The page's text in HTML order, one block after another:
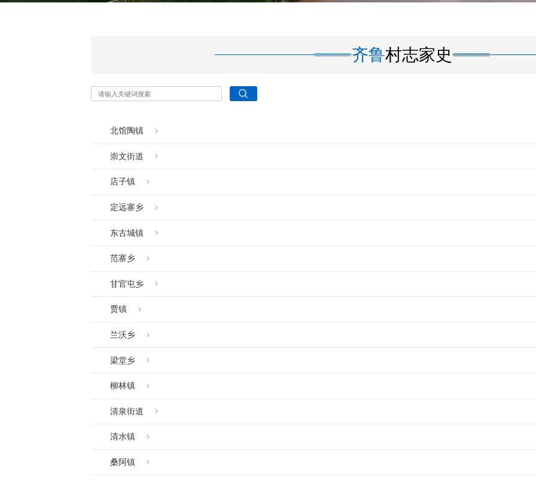
齐鲁村志家史
北馆陶镇
崇文街道
店子镇
定远寨乡
东古城镇
范寨乡
甘官屯乡
贾镇
兰沃乡
梁堂乡
柳林镇
清泉街道
清水镇
桑阿镇